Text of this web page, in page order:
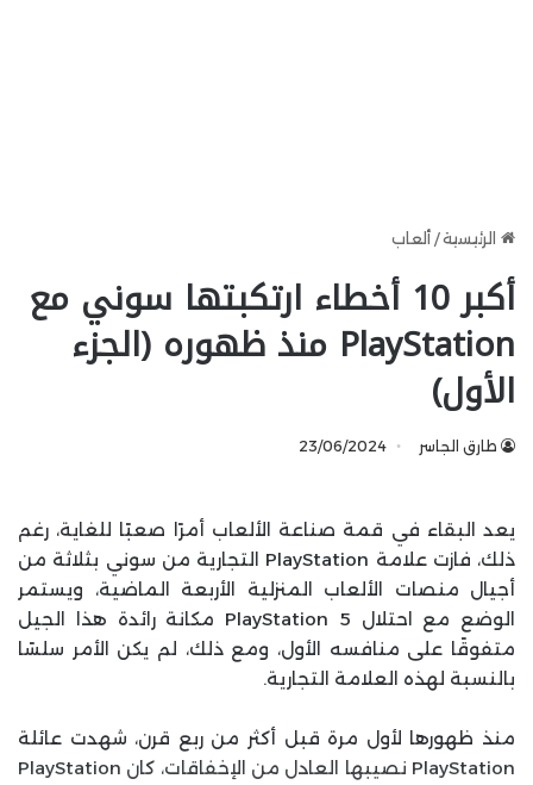
الرئيسية/ ألعاب
أكبر 10 أخطاء ارتكبتها سوني مع
PlayStation منذ ظهوره (الجزء
الأول)
طارق الجاسر 23/06/2024
يعد البقاء في قمة صناعة الألعاب أمرًا صعبًا للغاية، رغم
ذلك، فازت علامة PlayStation التجارية من سوني بثلاثة من
أجيال منصات الألعاب المنزلية الأربعة الماضية، ويستمر
الوضع مع احتلال PlayStation 5 مكانة رائدة هذا الجيل
متفوقًا على منافسه الأول، ومع ذلك، لم يكن الأمر سلسًا
بالنسبة لهذه العلامة التجارية.
منذ ظهورها لأول مرة قبل أكثر من ربع قرن، شهدت عائلة
PlayStation نصيبها العادل من الإخفاقات، كان PlayStation